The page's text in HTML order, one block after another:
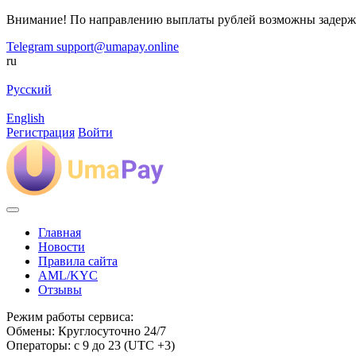
Внимание! По направлению выплаты рублей возможны
Telegram support@umapay.online
ru
Русский
English
Регистрация Войти
Главная
Новости
Правила сайта
AML/KYC
Отзывы
Режим работы сервиса:
Обмены: Круглосуточно 24/7
Операторы: с 9 до 23 (UTC +3)